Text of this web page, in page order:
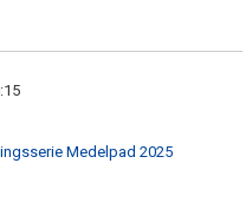
Medelpad 2025